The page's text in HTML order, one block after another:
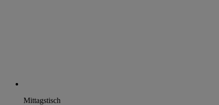
Mittagstisch